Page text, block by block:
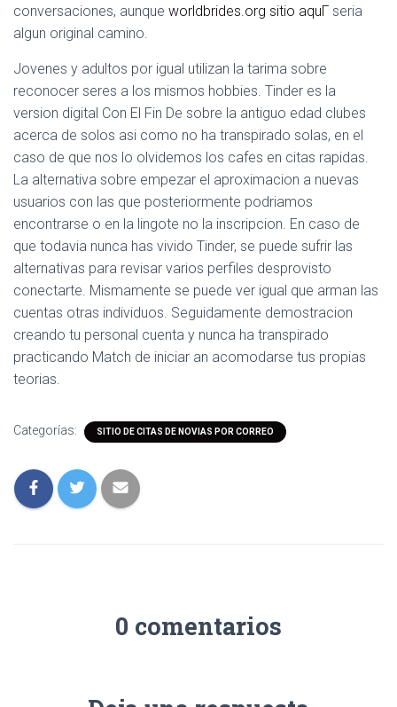
conversaciones, aunque worldbrides.org sitio aquГ­ seria
algun original camino.
Jovenes y adultos por igual utilizan la tarima sobre
reconocer seres a los mismos hobbies. Tinder es la
version digital Con El Fin De sobre la antiguo edad clubes
acerca de solos asi­ como no ha transpirado solas, en el
caso de que nos lo olvidemos los cafes en citas rapidas.
La alternativa sobre empezar el aproximacion a nuevas
usuarios con las que posteriormente podriamos
encontrarse o en la lingote no la inscripcion. En caso de
que todavia nunca has vivido Tinder, se puede sufrir las
alternativas para revisar varios perfiles desprovisto
conectarte. Mismamente se puede ver igual que arman las
cuentas otras individuos. Seguidamente demostracion
creando tu personal cuenta y nunca ha transpirado
practicando Match de iniciar an acomodarse tus propias
teorias.
Categorías: SITIO DE CITAS DE NOVIAS POR CORREO
0 comentarios